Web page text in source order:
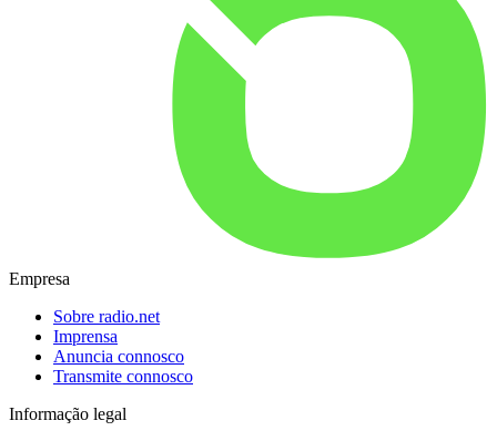
Empresa
Sobre radio.net
Imprensa
Anuncia connosco
Transmite connosco
Informação legal